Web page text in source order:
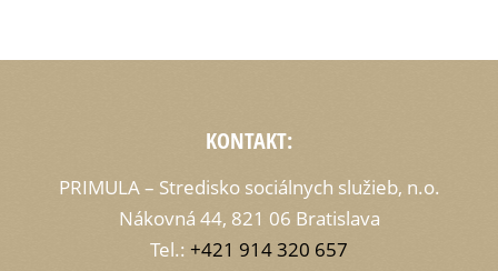
KONTAKT:
PRIMULA – Stredisko sociálnych služieb, n.o.
Nákovná 44, 821 06 Bratislava
Tel.: +421 914 320 657